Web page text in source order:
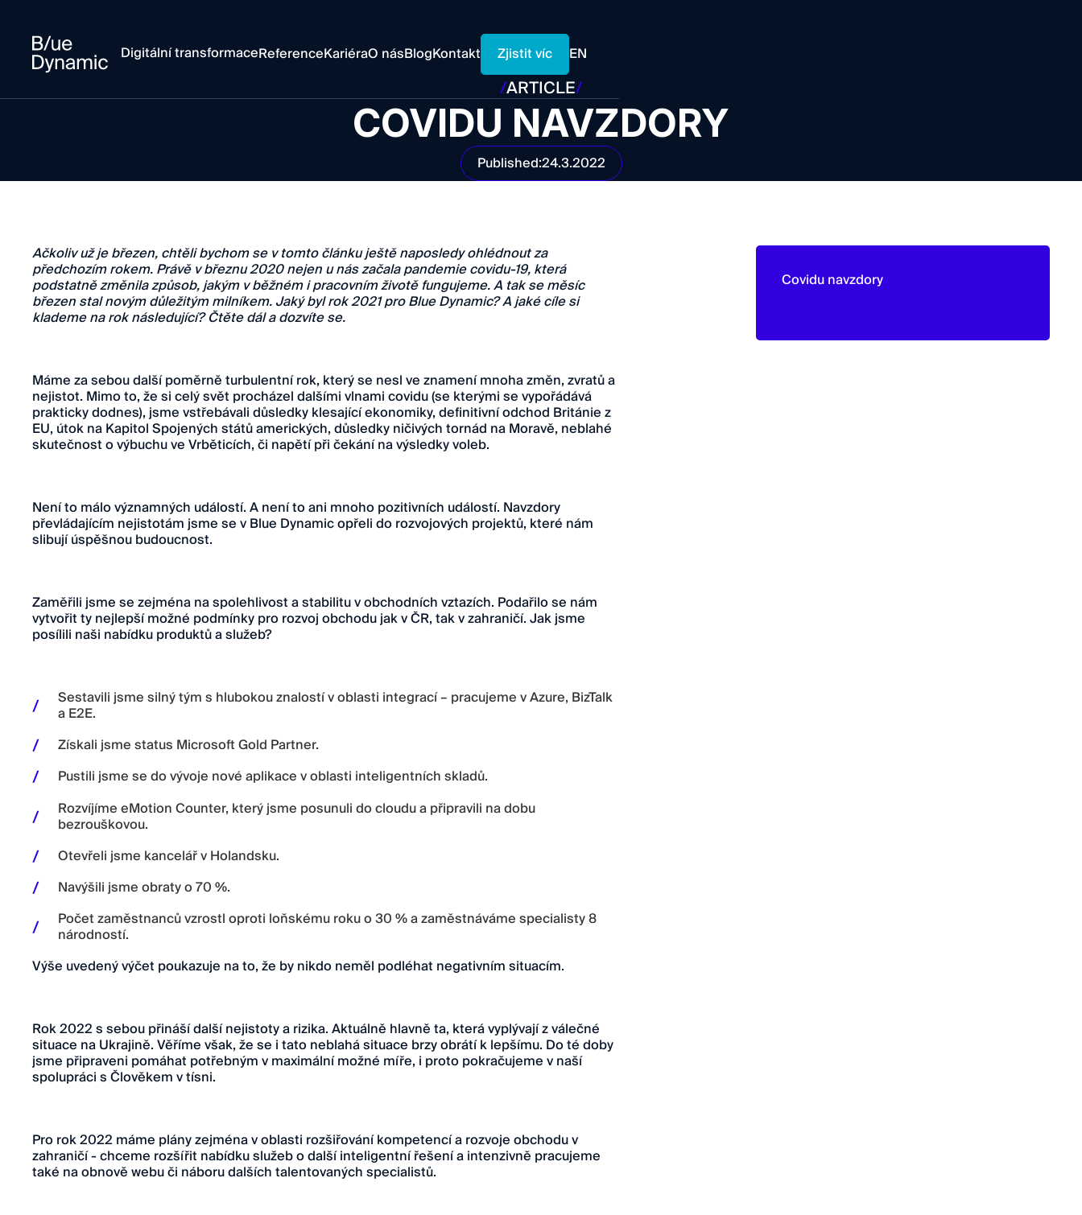
Digitální transformaceReferenceKariéraO násBlogKontakt Zjistit víc EN
/ARTICLE/
COVIDU NAVZDORY
Published:24.3.2022
Ačkoliv už je březen, chtěli bychom se v tomto článku ještě naposledy ohlédnout za
předchozím rokem. Právě v březnu 2020 nejen u nás začala pandemie covidu-19, která
podstatně změnila způsob, jakým v běžném i pracovním životě fungujeme. A tak se měsíc
březen stal novým důležitým milníkem. Jaký byl rok 2021 pro Blue Dynamic? A jaké cíle si
klademe na rok následující? Čtěte dál a dozvíte se.
Máme za sebou další poměrně turbulentní rok, který se nesl ve znamení mnoha změn, zvratů a
nejistot. Mimo to, že si celý svět procházel dalšími vlnami covidu (se kterými se vypořádává
prakticky dodnes), jsme vstřebávali důsledky klesající ekonomiky, definitivní odchod Británie z
EU, útok na Kapitol Spojených států amerických, důsledky ničivých tornád na Moravě, neblahé
skutečnost o výbuchu ve Vrběticích, či napětí při čekání na výsledky voleb.
Není to málo významných událostí. A není to ani mnoho pozitivních událostí. Navzdory
převládajícím nejistotám jsme se v Blue Dynamic opřeli do rozvojových projektů, které nám
slibují úspěšnou budoucnost.
Zaměřili jsme se zejména na spolehlivost a stabilitu v obchodních vztazích. Podařilo se nám
vytvořit ty nejlepší možné podmínky pro rozvoj obchodu jak v ČR, tak v zahraničí. Jak jsme
posílili naši nabídku produktů a služeb?
Sestavili jsme silný tým s hlubokou znalostí v oblasti integrací – pracujeme v Azure, BizTalk
a E2E.
Získali jsme status Microsoft Gold Partner.
Pustili jsme se do vývoje nové aplikace v oblasti inteligentních skladů.
Rozvíjíme eMotion Counter, který jsme posunuli do cloudu a připravili na dobu
bezrouškovou.
Otevřeli jsme kancelář v Holandsku.
Navýšili jsme obraty o 70 %.
Počet zaměstnanců vzrostl oproti loňskému roku o 30 % a zaměstnáváme specialisty 8
národností.
Výše uvedený výčet poukazuje na to, že by nikdo neměl podléhat negativním situacím.
Rok 2022 s sebou přináší další nejistoty a rizika. Aktuálně hlavně ta, která vyplývají z válečné
situace na Ukrajině. Věříme však, že se i tato neblahá situace brzy obrátí k lepšímu. Do té doby
jsme připraveni pomáhat potřebným v maximální možné míře, i proto pokračujeme v naší
spolupráci s Člověkem v tísni.
Pro rok 2022 máme plány zejména v oblasti rozšiřování kompetencí a rozvoje obchodu v
zahraničí - chceme rozšířit nabídku služeb o další inteligentní řešení a intenzivně pracujeme
také na obnově webu či náboru dalších talentovaných specialistů.
Covidu navzdory